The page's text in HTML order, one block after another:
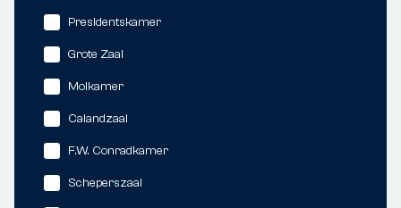
Presidentskamer
Grote Zaal
Molkamer
Calandzaal
F.W. Conradkamer
Scheperszaal